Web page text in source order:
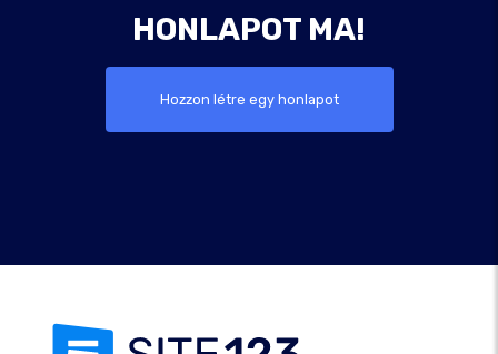
HONLAPOT MA!
Hozzon létre egy honlapot